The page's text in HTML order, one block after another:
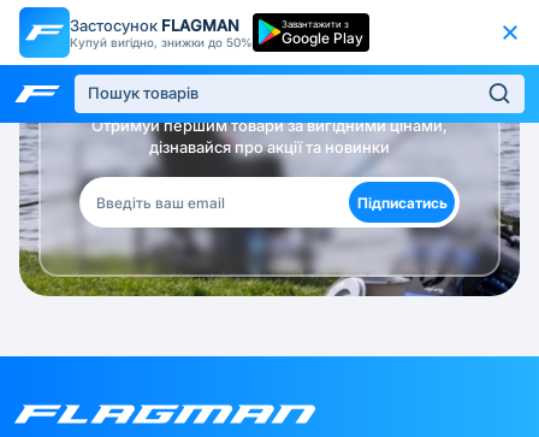
Застосунок FLAGMAN
Купуй вигідно, знижки до 50%
Завантажити з
Google Play
Будь в курсі!
Отримуй першим товари за вигідними цінами,
дізнавайся про акції та новинки
Підписатись